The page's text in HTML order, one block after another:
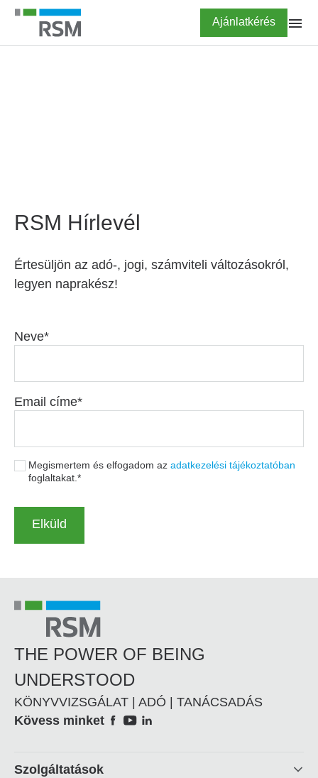
Ugrás
tartalomra
Highlighted
Ajánlatkérés
RSM Hírlevél
Értesüljön az adó-, jogi, számviteli változásokról,
legyen naprakész!
Neve
Email címe
Megismertem és elfogadom az adatkezelési tájékoztatóban
foglaltakat.
THE POWER OF BEING
UNDERSTOOD
KÖNYVVIZSGÁLAT | ADÓ | TANÁCSADÁS
Social
Kövess minket
Footer
Szolgáltatások